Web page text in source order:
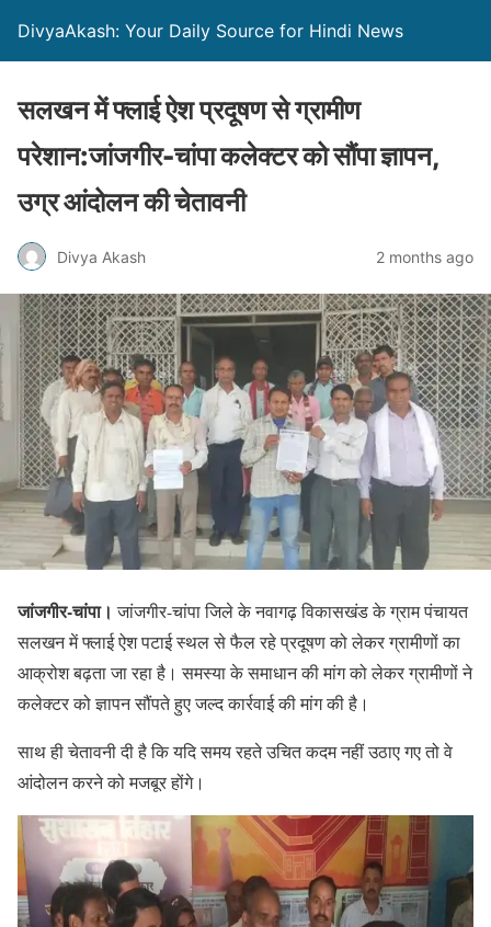
DivyaAkash: Your Daily Source for Hindi News
सलखन में फ्लाई ऐश प्रदूषण से ग्रामीण
परेशान:जांजगीर-चांपा कलेक्टर को सौंपा ज्ञापन,
उग्र आंदोलन की चेतावनी
Divya Akash 2 months ago
जांजगीर-चांपा। जांजगीर-चांपा जिले के नवागढ़ विकासखंड के ग्राम पंचायत
सलखन में फ्लाई ऐश पटाई स्थल से फैल रहे प्रदूषण को लेकर ग्रामीणों का
आक्रोश बढ़ता जा रहा है। समस्या के समाधान की मांग को लेकर ग्रामीणों ने
कलेक्टर को ज्ञापन सौंपते हुए जल्द कार्रवाई की मांग की है।
साथ ही चेतावनी दी है कि यदि समय रहते उचित कदम नहीं उठाए गए तो वे
आंदोलन करने को मजबूर होंगे।